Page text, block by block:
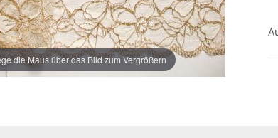
die Maus über das Bild zum Vergrößern